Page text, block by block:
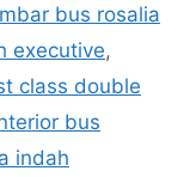
bus rosalia
executive,
class double
bus
indah